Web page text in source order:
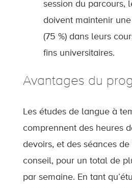
session du parcours,
doivent maintenir
(75 %) dans leurs
fins universitaires.
Avantages du
Les études de langue à
comprennent des heures
devoirs, et des séances
conseil, pour un total de
par semaine. En tant